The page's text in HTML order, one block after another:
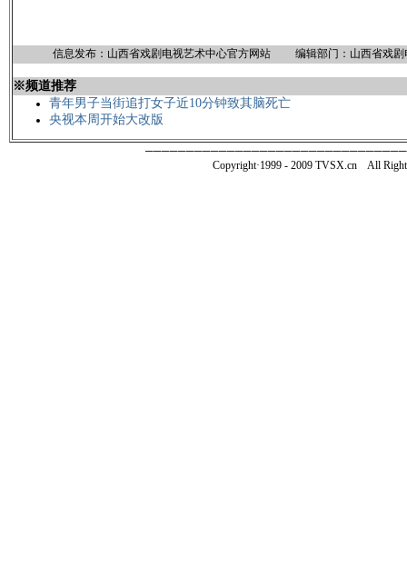
信息发布：山西省戏剧电视艺术中心官方网站 8888编辑部门：山西省戏
※频道推荐
青年男子当街追打女子近10分钟致其脑死亡
央视本周开始大改版
Copyright·1999 - 2009 TVSX.cn All